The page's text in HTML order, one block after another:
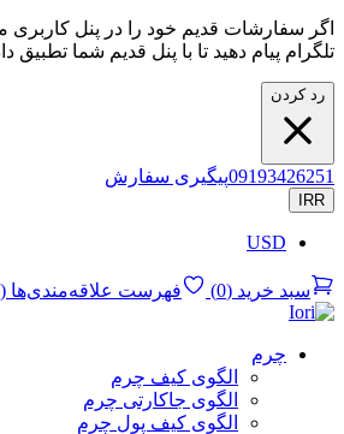
اگر سفارشات قدیم خود را در پنل کاربری
تلگرام پیام دهید تا با پنل قدیم شما تطبیق
رد کردن
09193426251پیگیری سفارش
IRR
USD
سبد خرید (
0
) فهرست علاقه‌مندی‌ها (
چرم
الگوی کیف چرم
الگوی جاکارتی چرم
الگوی کیف پول چرم